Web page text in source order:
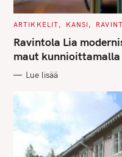
C
T
E
G
O
I
ARTIKKELIT KANSI
Ravintola Lia
maut
Lue lisää
f
o
r
: